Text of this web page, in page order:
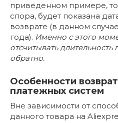
приведенном примере,
спора, будет показана
возврате (в данном
года). Именно с этого
отсчитывать
обратно.
Особенности
платежных систем
Вне зависимости от
данного товара на